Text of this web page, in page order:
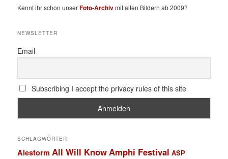
Kennt ihr schon unserFoto-Archivmit alten Bildern ab 2009?
NEWSLETTER
Email
Subscribing I accept the privacy rules of this site
SCHLAGWÖRTER
Alestorm All Will KnowAmphi Festival ASP